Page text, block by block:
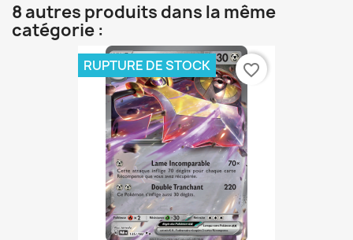
8 autres produits dans la même
catégorie :
RUPTURE DE STOCK favorite_border